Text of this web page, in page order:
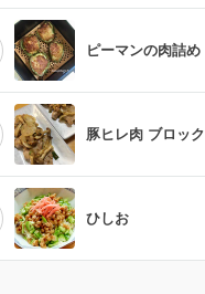
ピーマンの肉詰め
豚ヒレ肉 ブロック
ひしお